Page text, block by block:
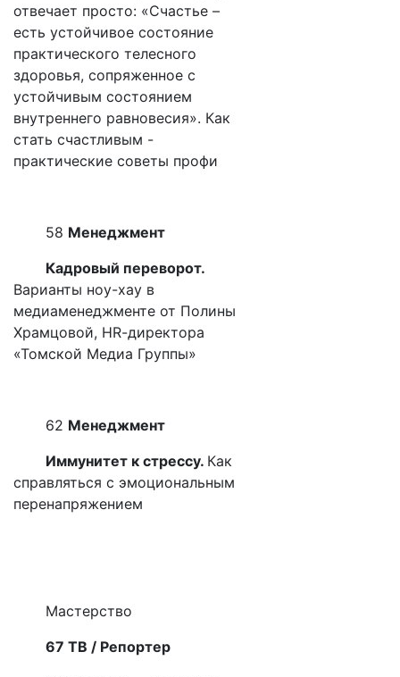
отвечает просто: «Счастье –
есть устойчивое состояние
практического телесного
здоровья, сопряженное с
устойчивым состоянием
внутреннего равновесия». Как
стать счастливым -
практические советы профи
58 Менеджмент
Кадровый переворот.
Варианты ноу-хау в
медиаменеджменте от Полины
Храмцовой, HR-директора
«Томской Медиа Группы»
62 Менеджмент
Иммунитет к стрессу. Как
справляться с эмоциональным
перенапряжением
Мастерство
67 ТВ / Репортер